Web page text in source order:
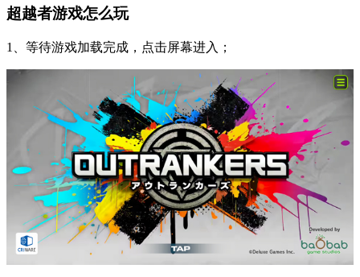
超越者游戏怎么玩
1、等待游戏加载完成，点击屏幕进入；